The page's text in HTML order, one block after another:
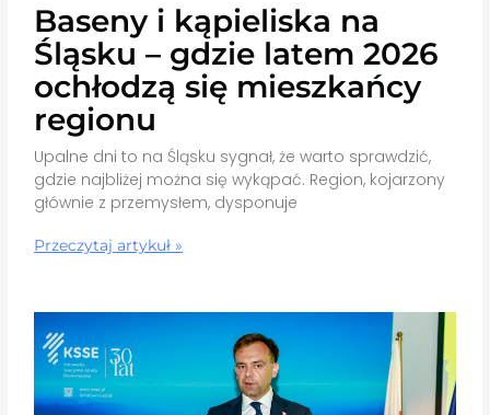
Baseny i kąpieliska na
Śląsku – gdzie latem 2026
ochłodzą się mieszkańcy
regionu
Upalne dni to na Śląsku sygnał, że warto sprawdzić,
gdzie najbliżej można się wykąpać. Region, kojarzony
głównie z przemysłem, dysponuje
Przeczytaj artykuł »